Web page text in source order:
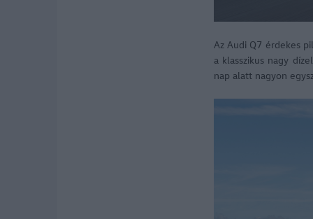
Az Audi Q7 érdekes
a klasszikus nagy
nap alatt nagyon